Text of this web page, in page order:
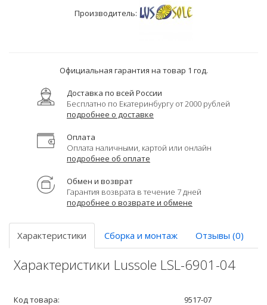
Производитель:
Официальная гарантия на товар 1 год.
Доставка по всей России
Бесплатно по Екатеринбургу от 2000 рублей
подробнее о доставке
Оплата
Оплата наличными, картой или онлайн
подробнее об оплате
Обмен и возврат
Гарантия возврата в течение 7 дней
подробнее о возврате и обмене
Характеристики Сборка и монтаж Отзывы (0)
Характеристики Lussole LSL-6901-04
Код товара:
9517-07